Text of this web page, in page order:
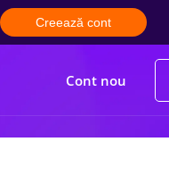
Creează cont
Cont nou